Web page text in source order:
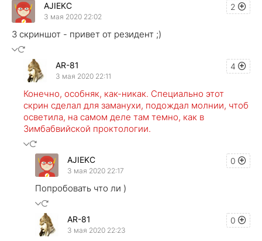
2
AJIEKC
3 мая 2020 22:02
3 скриншот - привет от резидент ;)
4
AR-81
3 мая 2020 22:11
Конечно, особняк, как-никак. Специально этот
скрин сделал для заманухи, подождал молнии, чтоб
осветила, на самом деле там темно, как в
Зимбабвийской проктологии.
0
AJIEKC
3 мая 2020 22:17
Попробовать что ли )
0
AR-81
3 мая 2020 22:23